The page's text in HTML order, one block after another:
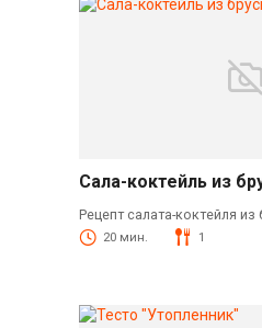
Сала-коктейль из
Рецепт салата-коктейля из
20 мин. 1